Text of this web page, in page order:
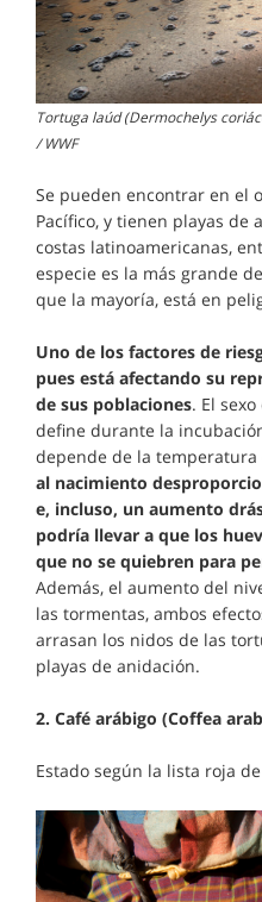
Tortuga laúd (Dermochelys
/ WWF
Se pueden encontrar en el
Pacífico, y tienen playas de
costas latinoamericanas,
especie es la más grande
que la mayoría, está en
Uno de los factores de
pues está afectando su
de sus poblaciones. El
define durante la
depende de la temperatura
al nacimiento
e, incluso, un aumento
podría llevar a que los
que no se quiebren para
Además, el aumento del
las tormentas, ambos
arrasan los nidos de las
playas de anidación.
2. Café arábigo (Coffea
Estado según la lista roja